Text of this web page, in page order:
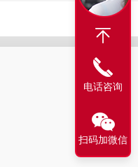
AG-900智能数字型超
电话咨询
扫码加微信